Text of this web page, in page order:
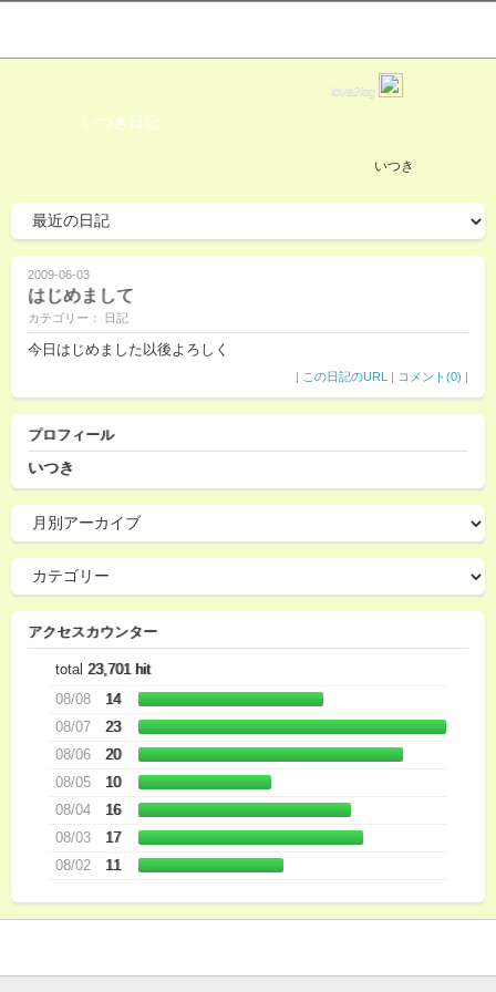
love2log
いつき日記
いつき
2009-06-03
はじめまして
カテゴリー： 日記
今日はじめました以後よろしく
| この日記のURL | コメント(0) |
プロフィール
いつき
アクセスカウンター
total 23,701 hit
08/08
14
08/07
23
08/06
20
08/05
10
08/04
16
08/03
17
08/02
11